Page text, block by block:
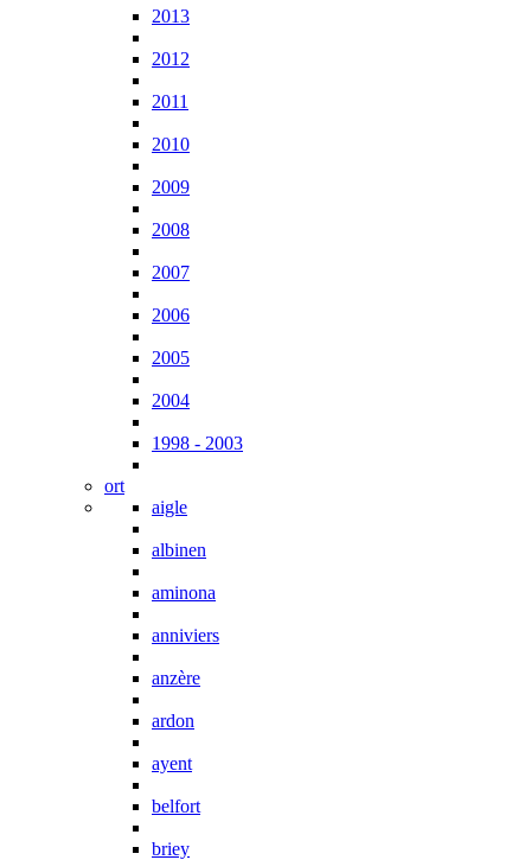
2013
2012
2011
2010
2009
2008
2007
2006
2005
2004
1998 - 2003
ort
aigle
albinen
aminona
anniviers
anzère
ardon
ayent
belfort
briey